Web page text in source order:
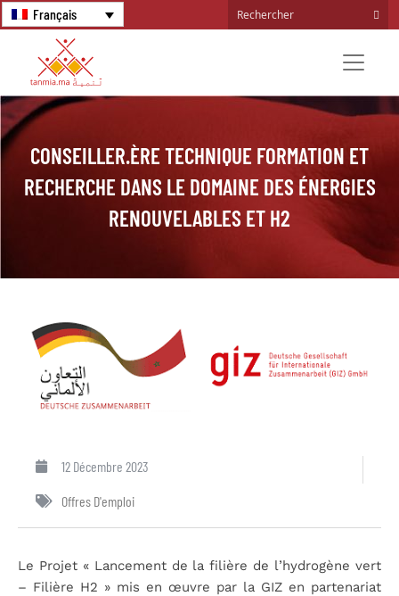
Français
CONSEILLER.ÈRE TECHNIQUE FORMATION ET
RECHERCHE DANS LE DOMAINE DES ÉNERGIES
RENOUVELABLES ET H2
12 Décembre 2023
Offres D'emploi
Le Projet « Lancement de la filière de l’hydrogène vert
– Filière H2 » mis en œuvre par la GIZ en partenariat